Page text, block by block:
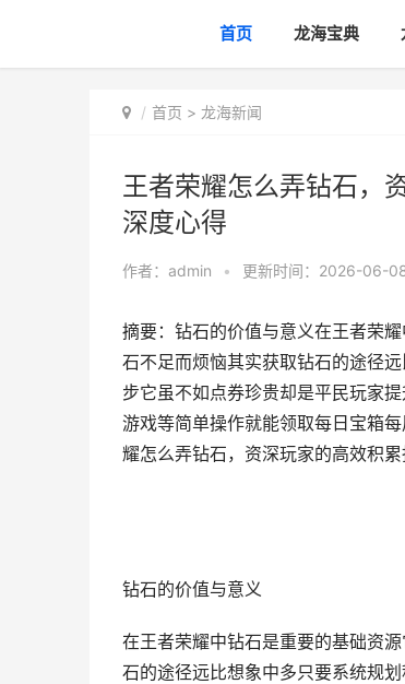
首页 龙海宝典
首页 > 龙海新闻
王者荣耀怎么弄钻石，
深度心得
作者： admin • 更新时间：2026-06-
摘要：钻石的价值与意义在王者荣
石不足而烦恼其实获取钻石的途径
步它虽不如点券珍贵却是平民玩家
游戏等简单操作就能领取每日宝箱
耀怎么弄钻石，资深玩家的高效积
钻石的价值与意义
在王者荣耀中钻石是重要的基础资
石的途径远比想象中多只要系统规